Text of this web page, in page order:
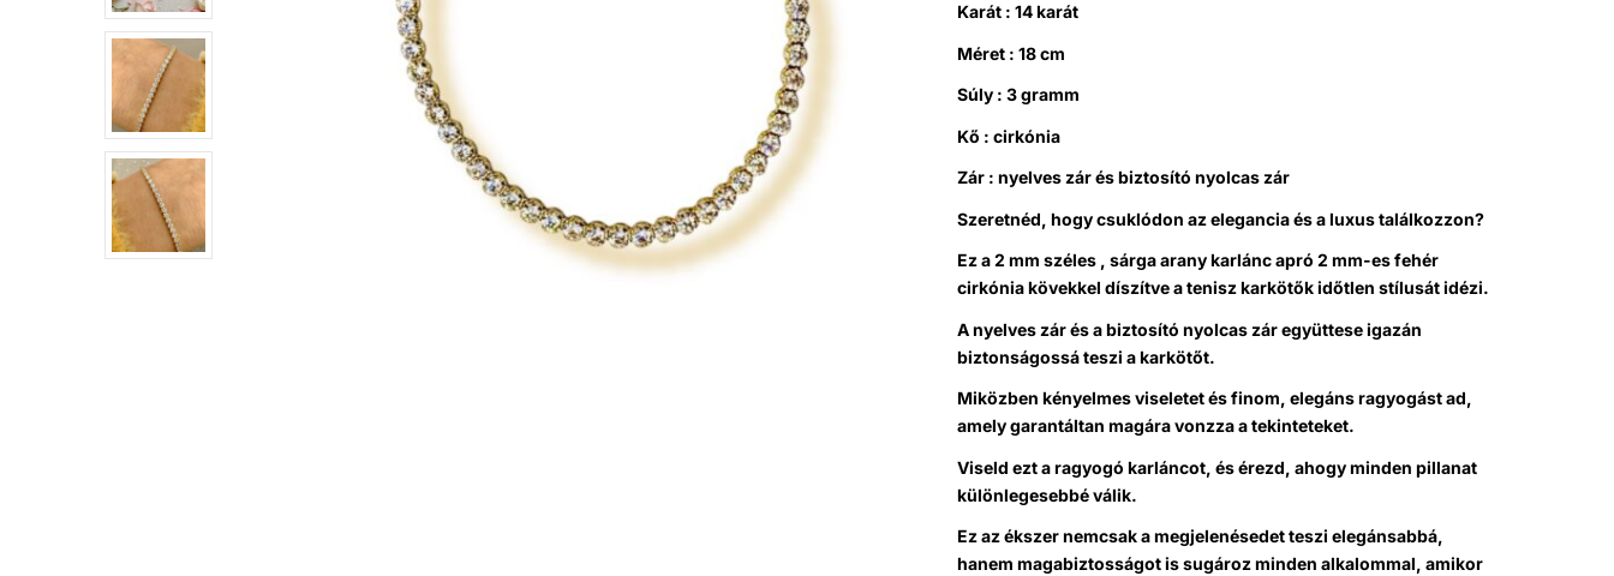
Karát : 14 karát
Méret : 18 cm
Súly : 3 gramm
Kő : cirkónia
Zár : nyelves zár és biztosító nyolcas zár
Szeretnéd, hogy csuklódon az elegancia és a luxus találkozzon?
Ez a 2 mm széles , sárga arany karláncapró 2 mm-es fehér
cirkónia kövekkel díszítve a tenisz karkötők időtlen stílusát idézi.
A nyelves zár és a biztosító nyolcas zár együttese igazán
biztonságossá teszi a karkötőt.
Miközben kényelmes viseletet és finom, elegáns ragyogást ad,
amely garantáltan magára vonzza a tekinteteket.
Viseld ezt a ragyogó karláncot, és érezd, ahogy minden pillanat
különlegesebbé válik.
Ez az ékszer nemcsak a megjelenésedet teszi elegánsabbá,
hanem magabiztosságot is sugároz minden alkalommal, amikor